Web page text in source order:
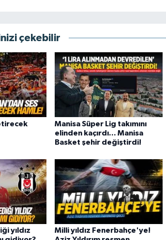
çekebilir
Manisa Süper Lig takımını
elinden kaçırdı... Manisa
Basket şehir değiştirdi!
yıldız
Milli yıldız Fenerbahçe'ye!